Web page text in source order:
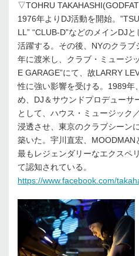
▽TOHRU
1976年よりDJ活動を開始。
LL” “CLUB-D”などのメインDJ
活躍する。その後、NYのクラ
年に渡米し、クラブ・ミュージ
E GARAGE”にて、故LARRY
性に強い影響を受ける。1989年
め、DJ＆サウンドプロデューサ
として、ハウス・ミュージック
浸透させ、東京のクラブシーン
築いた。宇川直宏、MOODMAN
最もレジェンダリーなエクスペ
て認知されている。
https://www.facebook.com/